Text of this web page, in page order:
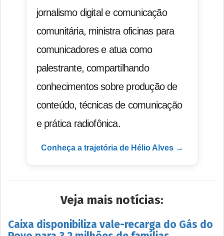
jornalismo digital e comunicação
comunitária, ministra oficinas para
comunicadores e atua como
palestrante, compartilhando
conhecimentos sobre produção de
conteúdo, técnicas de comunicação
e prática radiofônica.
Conheça a trajetória de Hélio Alves →
Veja mais notícias:
Caixa disponibiliza vale-recarga do Gás do